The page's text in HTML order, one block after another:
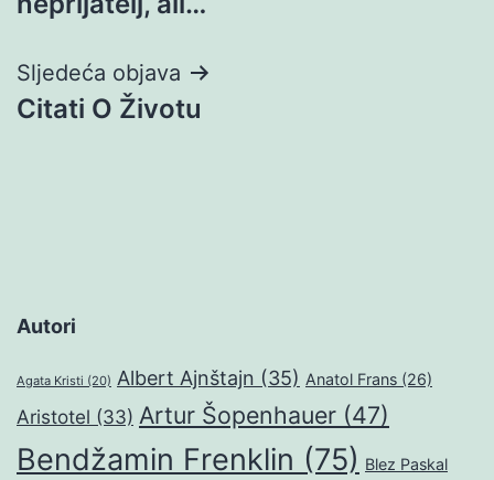
Sljedeća objava
Citati O Životu
Autori
Agata Kristi (20) Albert Ajnštajn (35) Anatol Frans (26)
Aristotel (33) Artur Šopenhauer (47)
Bendžamin Frenklin (75) Blez Paskal